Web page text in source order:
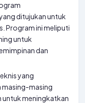
ditujukan untuk
Program ini meliputi
untuk
dan
yang
masing-masing
untuk meningkatkan